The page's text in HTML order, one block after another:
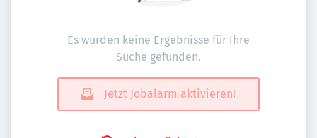
Es wurden keine Ergebnisse für Ihre
Suche gefunden.
Jetzt Jobalarm aktivieren!